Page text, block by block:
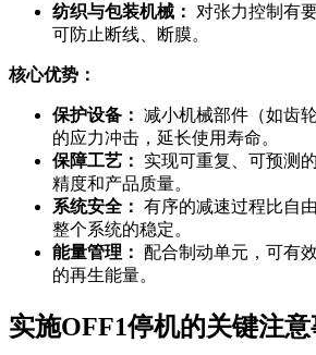
纺织与包装机械：
对张力控制有
可防止断线、断膜。
核心优势：
保护设备： 减小机械部件（如齿
的应力冲击，延长使用寿命。
保障工艺：
实现可重复、可预测
精度和产品质量。
系统安全： 有序的减速过程比自
整个系统的稳定。
能量管理： 配合制动单元，可有
的再生能量。
实施OFF1停机的关键注